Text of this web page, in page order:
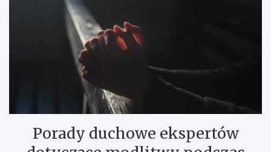
Porady duchowe ekspertów